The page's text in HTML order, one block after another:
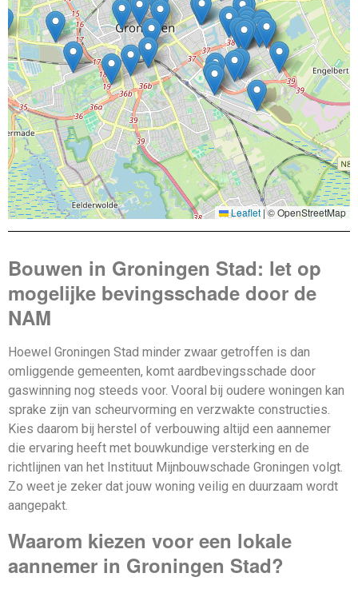
Leaflet | © OpenStreetMap
Bouwen in Groningen Stad: let op
mogelijke bevingsschade door de
NAM
Hoewel Groningen Stad minder zwaar getroffen is dan
omliggende gemeenten, komt aardbevingsschade door
gaswinning nog steeds voor. Vooral bij oudere woningen kan
sprake zijn van scheurvorming en verzwakte constructies.
Kies daarom bij herstel of verbouwing altijd een aannemer
die ervaring heeft met bouwkundige versterking en de
richtlijnen van het Instituut Mijnbouwschade Groningen volgt.
Zo weet je zeker dat jouw woning veilig en duurzaam wordt
aangepakt.
Waarom kiezen voor een lokale
aannemer in Groningen Stad?